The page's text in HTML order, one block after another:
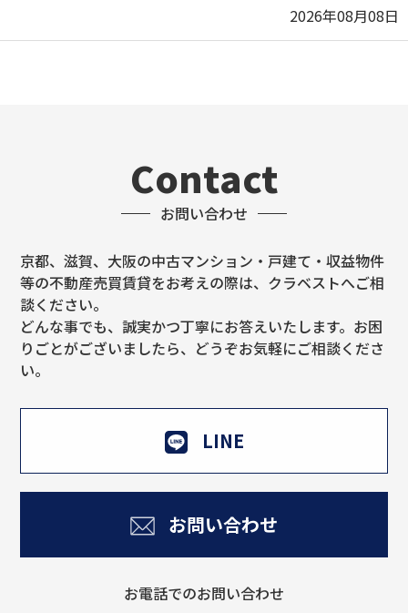
2026年08月08日
Contact
お問い合わせ
京都、滋賀、大阪の中古マンション・戸建て・収益物件
等の不動産売買賃貸をお考えの際は、クラベストへご相
談ください。
どんな事でも、誠実かつ丁寧にお答えいたします。お困
りごとがございましたら、どうぞお気軽にご相談くださ
い。
LINE
お問い合わせ
お電話でのお問い合わせ